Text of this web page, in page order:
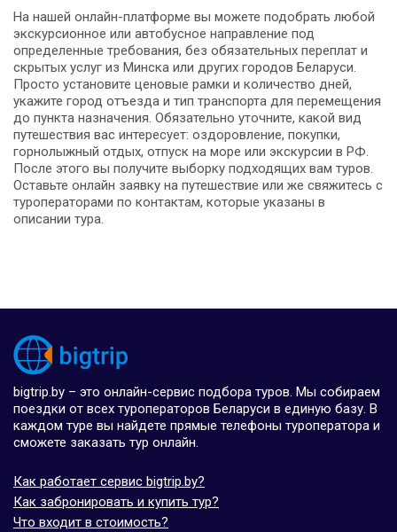
На нашей онлайн-платформе вы можете подобрать любой
экскурсионное или автобусное направление под
определенные требования, без обязательных переплат и
скрытых услуг из Минска или других городов Беларуси.
Просто установите ценовые рамки и количество дней,
укажите город отъезда и тип транспорта для перемещения
до пункта назначения. Обязательно уточните, какой вид
путешествия вас интересует: оздоровление, покупки,
горнолыжный отдых, отпуск на море или экскурсии в РФ.
После этого вы получите выборку подходящих вам туров.
Оставьте онлайн заявку на путешествие или же свяжитесь с
туроператорами по контактам, которые указаны в
описании тура.
bigtrip.by – это онлайн-сервис подбора туров. Мы собираем
поездки от всех туроператоров Беларуси в единую базу. В
каждом туре вы найдете прямые телефоны туроператора и
сможете заказать тур онлайн.
Как работает сервис bigtrip.by?
Как забронировать и купить тур?
Что входит в стоимость?